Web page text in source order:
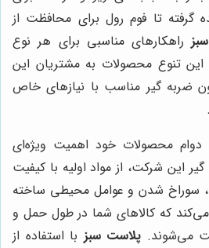
گرفته تا فوم رول برای محافظت از
راهکارهای مناسبی برای هر نوع
این تنوع محصولات به مشتریان این
ضربه گیر مناسب با نیازهای خاص
محصولات خود اهمیت ویژه‌ای
این شرکت، از مواد اولیه با کیفیت
سوراخ شدن و عوامل محیطی ساخته
که کالاهای شما در طول حمل و
می‌شوند. پلاست سبز با استفاده از